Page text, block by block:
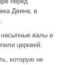
Двина, в
насыпные валы и
церквей.
которую не